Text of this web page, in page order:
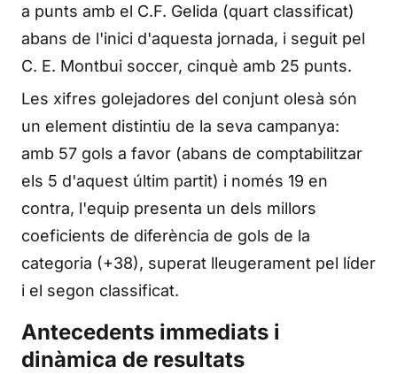
a punts amb el C.F. Gelida (quart classificat)
abans de l'inici d'aquesta jornada, i seguit pel
C. E. Montbui soccer, cinquè amb 25 punts.
Les xifres golejadores del conjunt olesà són
un element distintiu de la seva campanya:
amb 57 gols a favor (abans de comptabilitzar
els 5 d'aquest últim partit) i només 19 en
contra, l'equip presenta un dels millors
coeficients de diferència de gols de la
categoria (+38), superat lleugerament pel líder
i el segon classificat.
Antecedents immediats i
dinàmica de resultats